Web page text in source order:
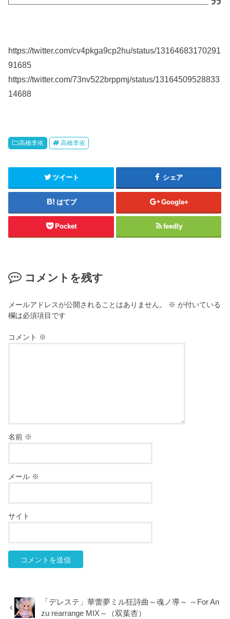
https://twitter.com/cv4pkga9cp2hu/status/13164683170291
91685
https://twitter.com/73nv522brppmj/status/13164509528833
14688
高橋李依 高橋李依
ツイート シェア
はてブ Google+
Pocket feedly
コメントを残す
メールアドレスが公開されることはありません。 ※ が付いている
欄は必須項目です
コメント ※
名前 ※
メール ※
サイト
「デレステ」華蕾夢ミル狂詩曲～魂ノ導～ ～For An
zu rearrange MIX～（双葉杏）